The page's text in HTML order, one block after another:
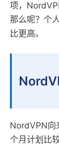
项，
那么呢？个
比更高。
NordVPN向
个月计划比